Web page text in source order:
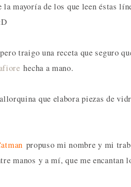
la mayoría de los que leen éstas
traigo una receta que seguro
hecha a mano.
que elabora piezas de
propuso mi nombre y mi
manos y a mí, que me